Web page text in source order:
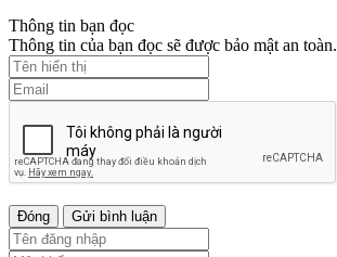
Thông tin bạn đọc
Thông tin của bạn đọc sẽ được bảo mật an toàn.
Đóng Gửi bình luận